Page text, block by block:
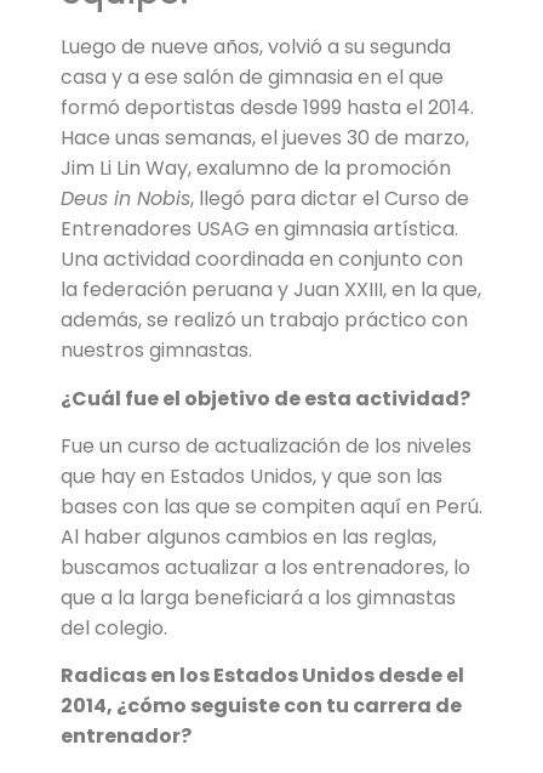
Luego de nueve años, volvió a su segunda
casa y a ese salón de gimnasia en el que
formó deportistas desde 1999 hasta el 2014.
Hace unas semanas, el jueves 30 de marzo,
Jim Li Lin Way, exalumno de la promoción
Deus in Nobis, llegó para dictar el Curso de
Entrenadores USAG en gimnasia artística.
Una actividad coordinada en conjunto con
la federación peruana y Juan XXIII, en la que,
además, se realizó un trabajo práctico con
nuestros gimnastas.
¿Cuál fue el objetivo de esta actividad?
Fue un curso de actualización de los niveles
que hay en Estados Unidos, y que son las
bases con las que se compiten aquí en Perú.
Al haber algunos cambios en las reglas,
buscamos actualizar a los entrenadores, lo
que a la larga beneficiará a los gimnastas
del colegio.
Radicas en los Estados Unidos desde el
2014, ¿cómo seguiste con tu carrera de
entrenador?